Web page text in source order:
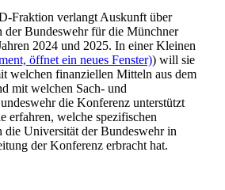
Fraktion verlangt Auskunft über
der Bundeswehr für die Münchner
2024 und 2025. In einer Kleinen
öffnet ein neues Fenster)) will sie
welchen finanziellen Mitteln aus dem
mit welchen Sach- und
die Konferenz unterstützt
erfahren, welche spezifischen
die Universität der Bundeswehr in
der Konferenz erbracht hat.